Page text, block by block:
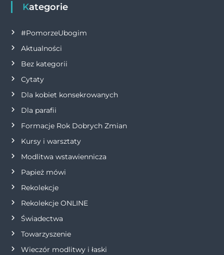
g
a
c
j
a
w
p
i
s
u
Kategorie
#PomorzeUbogim
Aktualności
Bez kategorii
Cytaty
Dla kobiet konsekrowanych
Dla parafii
Formacje Rok Dobrych Zmian
Kursy i warsztaty
Modlitwa wstawiennicza
Papież mówi
Rekolekcje
Rekolekcje ONLINE
Świadectwa
Towarzyszenie
Wieczór modlitwy i łaski